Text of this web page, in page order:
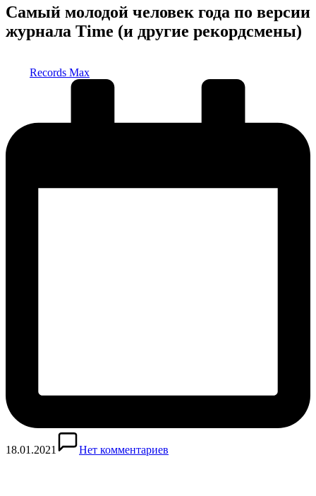
Самый молодой человек года по версии
журнала Time (и другие рекордсмены)
Records Max
18.01.2021 Нет комментариев